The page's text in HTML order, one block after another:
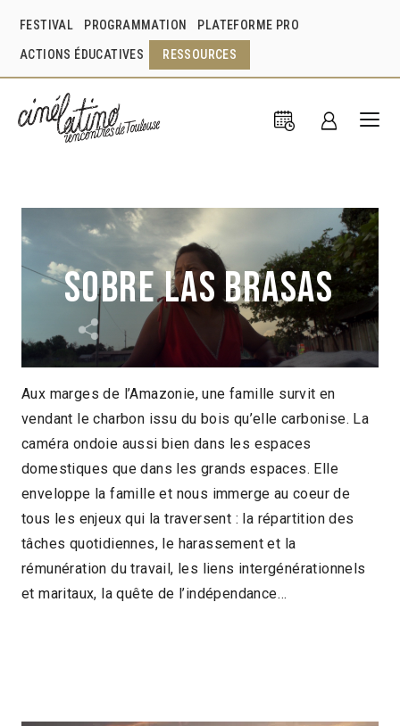
FESTIVAL PROGRAMMATION PLATEFORME PRO
ACTIONS ÉDUCATIVES RESSOURCES
Sobre las brasas
Mary Jimenez Bénédicte Liénard
Pérou
2014 > Panorama Documentaire
Aux marges de l’Amazonie, une famille survit en
vendant le charbon issu du bois qu’elle carbonise. La
caméra ondoie aussi bien dans les espaces
domestiques que dans les grands espaces. Elle
enveloppe la famille et nous immerge au coeur de
tous les enjeux qui la traversent : la répartition des
tâches quotidiennes, le harassement et la
rémunération du travail, les liens intergénérationnels
et maritaux, la quête de l’indépendance…